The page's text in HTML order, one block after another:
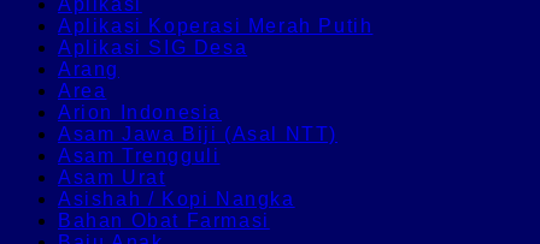
Aplikasi Koperasi Merah Putih
Aplikasi SIG Desa
Arang
Area
Arion Indonesia
Asam Jawa Biji (Asal NTT)
Asam Trengguli
Asam Urat
Asishah / Kopi Nangka
Bahan Obat Farmasi